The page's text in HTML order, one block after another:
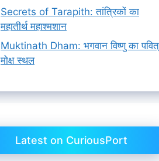
Secrets of Tarapith: तांत्रिकों का
महातीर्थ महाश्मशान
Muktinath Dham: भगवान विष्णु का
मोक्ष स्थल
Latest on CuriousPort